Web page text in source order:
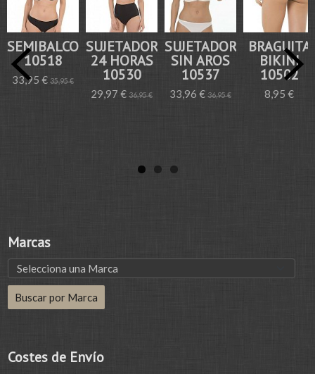
Marcas
Costes de Envío
SEMIBALCONETTE
10518
33,95 € 35,95 €
SUJETADOR
24 HORAS
10530
29,97 € 36,95 €
SUJETADOR
SIN AROS
10537
33,96 € 36,95 €
BRAGUITA
BIKINI
10502
8,95 €